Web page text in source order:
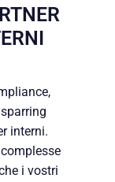
interni.
i vostri